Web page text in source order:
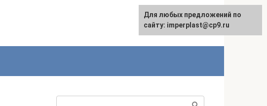
Для любых предложений по
сайту: imperplast@cp9.ru